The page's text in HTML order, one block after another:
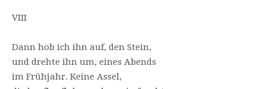
VIII
Dann hob ich ihn auf, den Stein,
und drehte ihn um, eines Abends
im Frühjahr. Keine Assel,